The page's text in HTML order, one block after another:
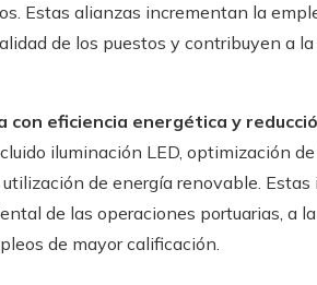
Estas alianzas incrementan la
de los puestos y contribuyen a
eficiencia energética y
iluminación LED, optimización
de energía renovable.
de las operaciones portuarias, a
de mayor calificación.